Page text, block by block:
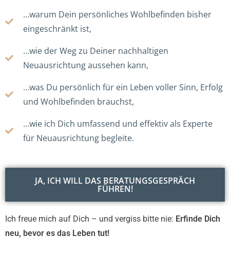
…warum Dein persönliches Wohlbefinden bisher
eingeschränkt ist,
…wie der Weg zu Deiner nachhaltigen
Neuausrichtung aussehen kann,
…was Du persönlich für ein Leben voller Sinn, Erfolg
und Wohlbefinden brauchst,
…wie ich Dich umfassend und effektiv als Experte
für Neuausrichtung begleite.
JA, ICH WILL DAS BERATUNGSGESPRÄCH
FÜHREN!
Ich freue mich auf Dich – und vergiss bitte nie: Erfinde Dich
neu, bevor es das Leben tut!